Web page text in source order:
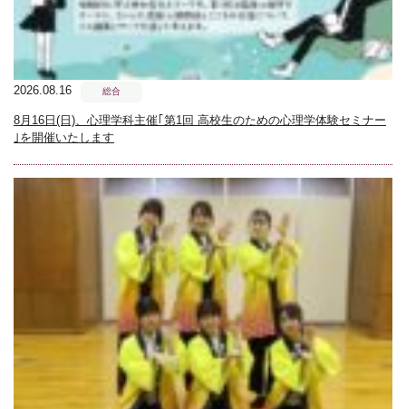
2026.08.16 総合
8月16日(日)、心理学科主催｢第1回 高校生のための心理学体験セミナー
｣を開催いたします